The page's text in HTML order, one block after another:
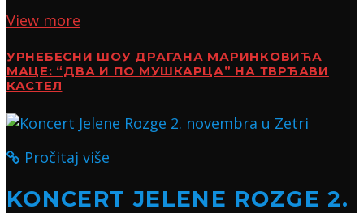
View more
УРНЕБЕСНИ ШОУ ДРАГАНА МАРИНКОВИЋА
МАЦЕ: “ДВА И ПО МУШКАРЦА” НА ТВРЂАВИ
КАСТЕЛ
Pročitaj više
KONCERT JELENE ROZGE 2.